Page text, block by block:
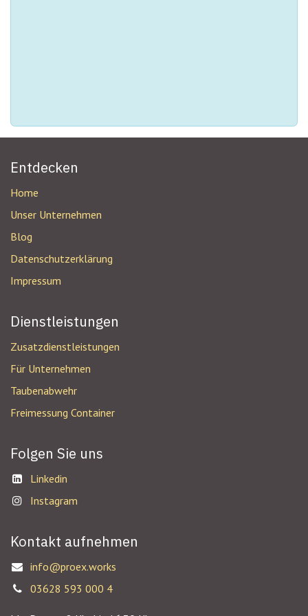
Entdecken
Home
Unser Unternehmen
Blog
Datenschutzerklärung
Impressum
Dienstleistungen
Zusatzdienstleistungen
Für Unternehmen
Taubenabwehr
Freimessung Container
Folgen Sie uns
Linkedin
Instagram
Kontakt aufnehmen
info@proex.works
03628 593 000 4